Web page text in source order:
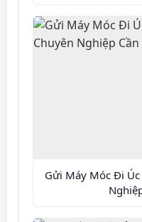
Gửi Máy Móc Đi Úc